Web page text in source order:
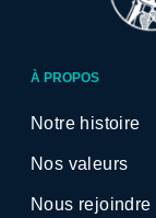
À PROPOS
Notre histoire
Nos valeurs
Nous rejoindre